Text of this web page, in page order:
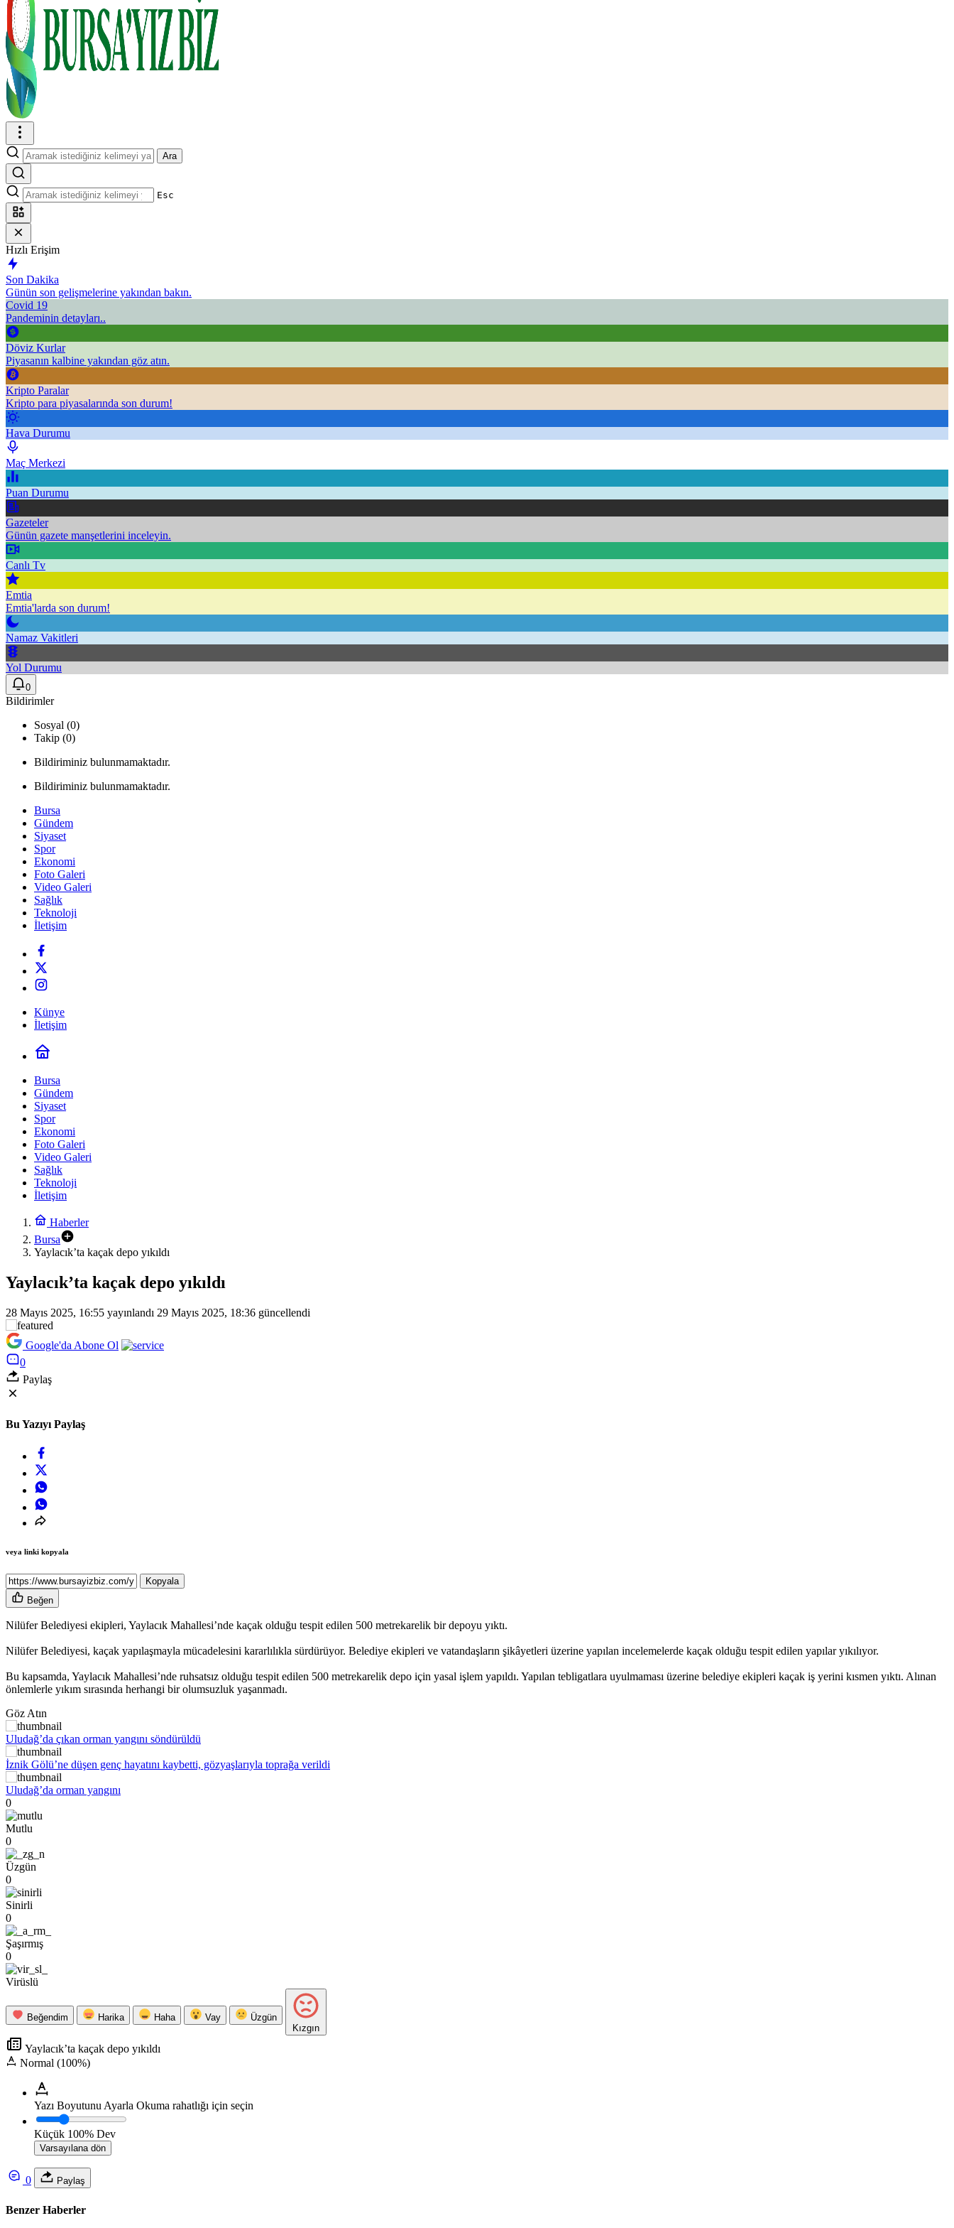
Ara
Esc
Hızlı Erişim
Son Dakika
Günün son gelişmelerine yakından bakın.
Covid 19
Pandeminin detayları..
Döviz Kurlar
Piyasanın kalbine yakından göz atın.
Kripto Paralar
Kripto para piyasalarında son durum!
Hava Durumu
Maç Merkezi
Puan Durumu
Gazeteler
Günün gazete manşetlerini inceleyin.
Canlı Tv
Emtia
Emtia'larda son durum!
Namaz Vakitleri
Yol Durumu
0
Bildirimler
Sosyal (0)
Takip (0)
Bildiriminiz bulunmamaktadır.
Bildiriminiz bulunmamaktadır.
Bursa
Gündem
Siyaset
Spor
Ekonomi
Foto Galeri
Video Galeri
Sağlık
Teknoloji
İletişim
Künye
İletişim
Bursa
Gündem
Siyaset
Spor
Ekonomi
Foto Galeri
Video Galeri
Sağlık
Teknoloji
İletişim
Haberler
Bursa
Yaylacık’ta kaçak depo yıkıldı
Yaylacık’ta kaçak depo yıkıldı
28 Mayıs 2025, 16:55 yayınlandı 29 Mayıs 2025, 18:36 güncellendi
Google'da Abone Ol
0
Paylaş
Bu Yazıyı Paylaş
veya linki kopyala
Kopyala
Beğen
Nilüfer Belediyesi ekipleri, Yaylacık Mahallesi’nde kaçak olduğu tespit edilen 500 metrekarelik bir depoyu yıktı.
Nilüfer Belediyesi, kaçak yapılaşmayla mücadelesini kararlılıkla sürdürüyor. Belediye ekipleri ve vatandaşların şikâyetleri üzerine yapılan incelemelerde kaçak olduğu tespit edilen yapılar yıkılıyor.
Bu kapsamda, Yaylacık Mahallesi’nde ruhsatsız olduğu tespit edilen 500 metrekarelik depo için yasal işlem yapıldı. Yapılan tebligatlara uyulmaması üzerine belediye ekipleri kaçak iş yerini kısmen yıktı. Alınan
önlemlerle yıkım sırasında herhangi bir olumsuzluk yaşanmadı.
Göz Atın
Uludağ’da çıkan orman yangını söndürüldü
İznik Gölü’ne düşen genç hayatını kaybetti, gözyaşlarıyla toprağa verildi
Uludağ’da orman yangını
0
Mutlu
0
Üzgün
0
Sinirli
0
Şaşırmış
0
Virüslü
Beğendim Harika Haha Vay
Üzgün
Kızgın
Yaylacık’ta kaçak depo yıkıldı
Normal (100%)
Yazı Boyutunu Ayarla Okuma rahatlığı için seçin
Küçük 100% Dev
Varsayılana dön
0 Paylaş
Benzer Haberler